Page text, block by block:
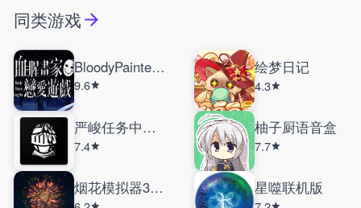
同类游戏
BloodyPainterDatingSim
9.6
绘梦日记
4.3
严峻任务中文版
7.4
柚子厨语音盒
7.7
烟花模拟器3D手机版 星噬联机版